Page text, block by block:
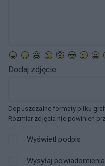
Dodaj zdjęcie:
Dopuszczalne formaty pliku
Rozmiar zdjęcia nie powinien
Wyświetl podpis
Wysyłaj